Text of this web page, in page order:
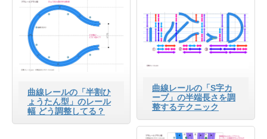
曲線レールの「半割ひ
ょうたん型」のレール
幅 どう調整してる？
曲線レールの「S字カ
ーブ」の半端長さを調
整するテクニック